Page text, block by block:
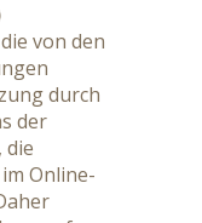
von den
durch
der
die
Online-